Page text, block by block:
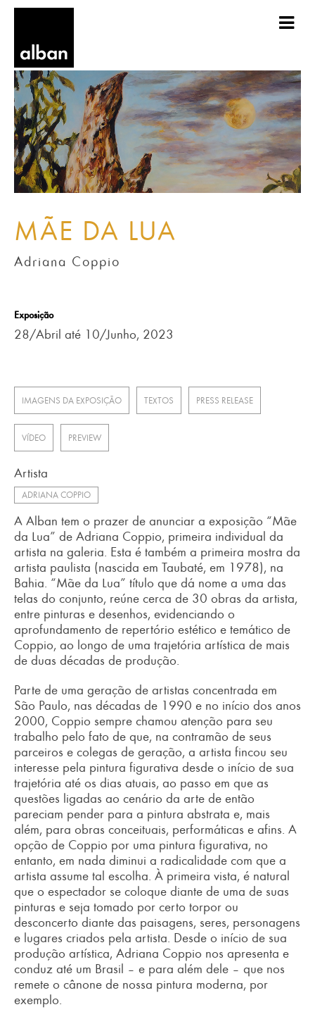
MÃE DA LUA
Adriana Coppio
Exposição
28/Abril até 10/Junho, 2023
IMAGENS DA EXPOSIÇÃO TEXTOS PRESS RELEASE
VÍDEO PREVIEW
Artista
ADRIANA COPPIO
A Alban tem o prazer de anunciar a exposição “Mãe
da Lua” de Adriana Coppio, primeira individual da
artista na galeria. Esta é também a primeira mostra da
artista paulista (nascida em Taubaté, em 1978), na
Bahia. “Mãe da Lua” título que dá nome a uma das
telas do conjunto, reúne cerca de 30 obras da artista,
entre pinturas e desenhos, evidenciando o
aprofundamento de repertório estético e temático de
Coppio, ao longo de uma trajetória artística de mais
de duas décadas de produção.
Parte de uma geração de artistas concentrada em
São Paulo, nas décadas de 1990 e no início dos anos
2000, Coppio sempre chamou atenção para seu
trabalho pelo fato de que, na contramão de seus
parceiros e colegas de geração, a artista fincou seu
interesse pela pintura figurativa desde o início de sua
trajetória até os dias atuais, ao passo em que as
questões ligadas ao cenário da arte de então
pareciam pender para a pintura abstrata e, mais
além, para obras conceituais, performáticas e afins. A
opção de Coppio por uma pintura figurativa, no
entanto, em nada diminui a radicalidade com que a
artista assume tal escolha. À primeira vista, é natural
que o espectador se coloque diante de uma de suas
pinturas e seja tomado por certo torpor ou
desconcerto diante das paisagens, seres, personagens
e lugares criados pela artista. Desde o início de sua
produção artística, Adriana Coppio nos apresenta e
conduz até um Brasil – e para além dele – que nos
remete o cânone de nossa pintura moderna, por
exemplo.